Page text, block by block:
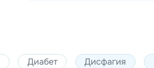
Диабет Дисфагия